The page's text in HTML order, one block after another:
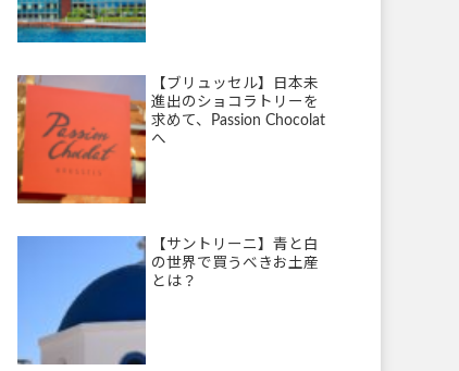
【ブリュッセル】日本未
進出のショコラトリーを
求めて、Passion Chocolat
へ
【サントリーニ】青と白
の世界で買うべきお土産
とは？